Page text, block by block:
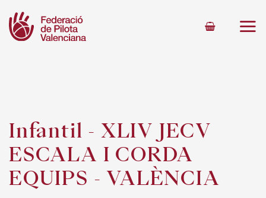
content
Infantil - XLIV JECV
ESCALA I CORDA
EQUIPS - VALÈNCIA